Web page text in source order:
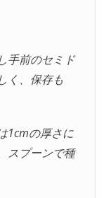
手前のセミド
く、保存も
1cmの厚さに
スプーンで種